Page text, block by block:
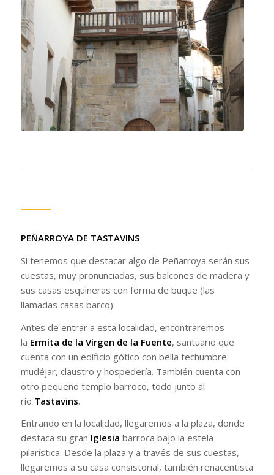
PEÑARROYA DE TASTAVINS
Si tenemos que destacar algo de Peñarroya serán sus
cuestas, muy pronunciadas, sus balcones de madera y
sus casas esquineras con forma de buque (las
llamadas casas barco).
Antes de entrar a esta localidad, encontraremos
la Ermita de la Virgen de la Fuente, santuario que
cuenta con un edificio gótico con bella techumbre
mudéjar, claustro y hospedería. También cuenta con
otro pequeño templo barroco, todo junto al
río Tastavins.
Entrando en la localidad, llegaremos a la plaza, donde
destaca su gran Iglesia barroca bajo la estela
pilarística. Desde la plaza y a través de sus cuestas,
llegaremos a su casa consistorial, también renacentista